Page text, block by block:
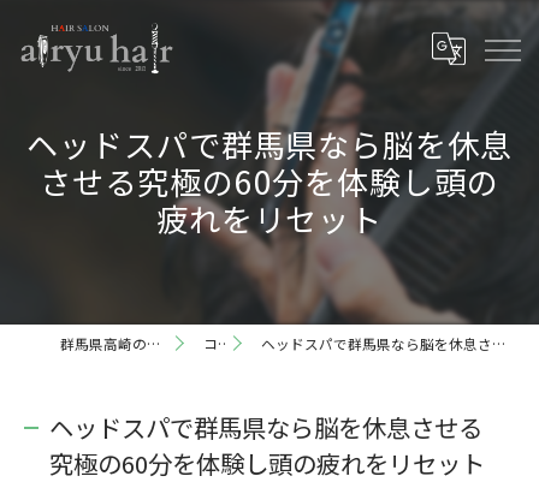
ヘッドスパで群馬県なら脳を休息
させる究極の60分を体験し頭の
疲れをリセット
群馬県高崎の理容室ならairyu hair コラム ヘッドスパで群馬県なら脳を休息させる究極の60分を体験し頭の疲れをリセット
ヘッドスパで群馬県なら脳を休息させる
究極の60分を体験し頭の疲れをリセット